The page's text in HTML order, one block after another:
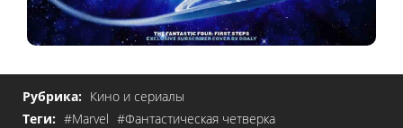
Рубрика: Кино и сериалы
Теги: #Marvel #Фантастическая четверка